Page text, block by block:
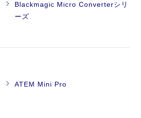
Blackmagic Micro Converterシリ
ーズ
ATEM Mini Pro